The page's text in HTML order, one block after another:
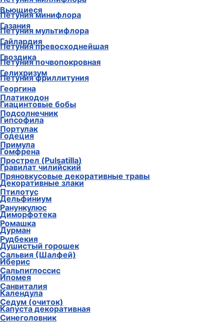
Петуния минифлора
Петуния мультифлора
Петуния превосходнейшая
Петуния почвопокровная
Петуния фриллитуния
Платикодон
Подсолнечник
Портулак
Примула
Прострел (Pulsatilla)
Пряновкусовые декоративные травы
Птилотус
Ранункулюс
Ромашка
Рудбекия
Сальвия (Шалфей)
Сальпиглоссис
Санвиталия
Седум (очиток)
Синеголовник
Вьющиеся
Газания
Гайлардия
Гвоздика
Гелихризум
Георгина
Гиацинтовые бобы
Гипсофила
Годеция
Гомфрена
Гравилат чилийский
Декоративные злаки
Дельфиниум
Диморфотека
Дурман
Душистый горошек
Иберис
Ипомея
Календула
Капуста декоративная